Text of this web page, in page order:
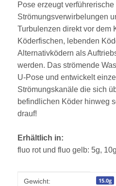
Pose erzeugt verführerische
Strömungsverwirbelungen
Turbulenzen direkt vor dem
Köderfischen, lebenden
Alternativködern als
werden. Das strömende
U-Pose und entwickelt
Strömungskanäle die sich
befindlichen Köder hinweg
drauf!
Erhältlich in:
fluo rot und fluo gelb: 5g,
Produkteigenschaft
Wert
Gewicht: 15.0g